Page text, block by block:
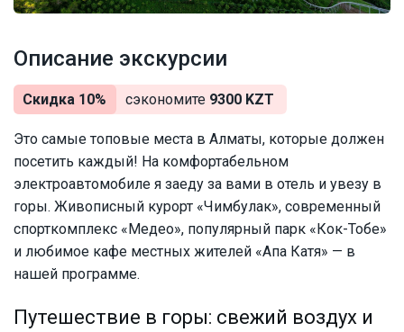
Описание экскурсии
Скидка 10% сэкономите 9300 KZT
Это самые топовые места в Алматы, которые должен
посетить каждый! На комфортабельном
электроавтомобиле я заеду за вами в отель и увезу в
горы. Живописный курорт «Чимбулак», современный
спорткомплекс «Медео», популярный парк «Кок-Тобе»
и любимое кафе местных жителей «Апа Катя» — в
нашей программе.
Путешествие в горы: свежий воздух и